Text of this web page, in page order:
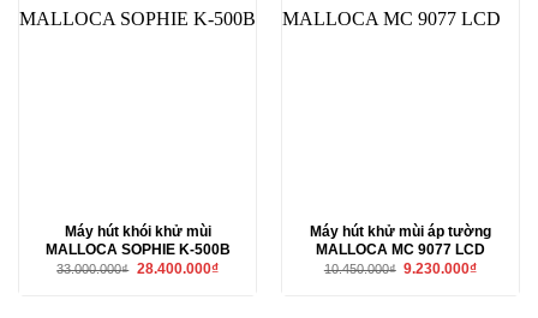
Máy hút khói khử mùi
MALLOCA SOPHIE K-500B
33.000.000₫ Giá
28.400.000₫Giá
Máy hút khử mùi áp tường
MALLOCA MC 9077 LCD
10.450.000₫ Giá
9.230.000₫Giá